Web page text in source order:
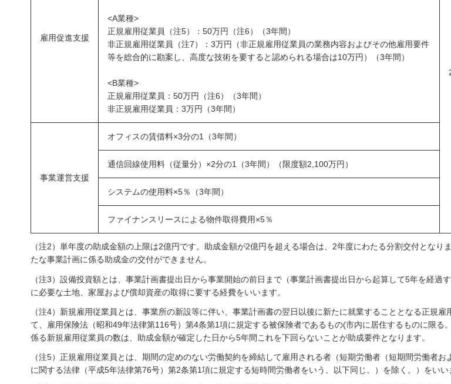
雇用促進支援
<A業種>
正規雇用従業員（注5）：50万円（注6）（3年間）
非正規雇用従業員（注7）：3万円（非正規雇用従業員の業務内容およびその他雇用要件
等を総合的に勘案し、高度な技術を要すると認められる場合は10万円）（3年間）
<B業種>
正規雇用従業員：50万円（注6）（3年間）
非正規雇用従業員：3万円（3年間）
事業運営支援
オフィスの賃借料×3分の1（3年間）
通信回線使用料（従量分）×2分の1（3年間）（限度額2,100万円）
システムの使用料×5％（3年間）
ファイナンスリースによる物件取得費用×5％
（注2）単年度の助成金額の上限は2億円です。助成金額が2億円を超える場合は、2年度にわたる分割交付となり
たな事業計画に係る助成金の交付ができません。
（注3）設備投資額とは、事業計画書提出日から事業開始の前日まで（事業計画書提出日から起算して5年を経過
に必要な土地、家屋および償却資産の取得に要する経費をいいます。
（注4）新規雇用従業員とは、事業所の新設等に伴い、事業計画書の翌日以後に新たに就業することとなる正規
て、雇用保険法（昭和49年法律第116号）第4条第1項に規定する被保険者であるもの(市内に居住するものに限る
係る新規雇用従業員の数は、助成金額が確定した日から5年間これを下回らないことが助成要件となります。
（注5）正規雇用従業員とは、期間の定めのない労働契約を締結して雇用される者（短期労働者（短期間労働者
に関する法律（平成5年法律第76号）第2条第1項に規定する短時間労働者をいう。以下同じ。）を除く。）をいい